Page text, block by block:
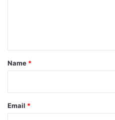
*
Name *
Email *